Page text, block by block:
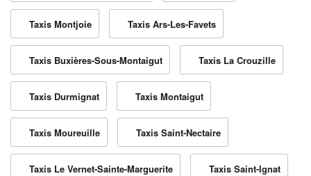
Taxis Montjoie Taxis Ars-Les-Favets
Taxis Buxières-Sous-Montaigut Taxis La Crouzille
Taxis Durmignat Taxis Montaigut
Taxis Moureuille Taxis Saint-Nectaire
Taxis Le Vernet-Sainte-Marguerite Taxis Saint-Ignat